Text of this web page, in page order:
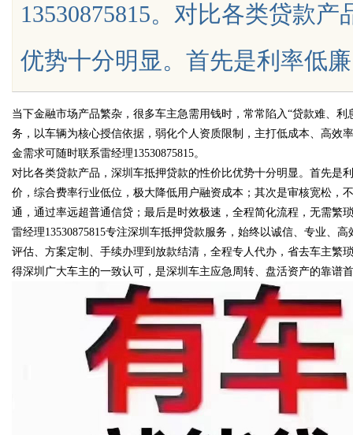
Bo
13530875815。对比各类贷款
优势十分明显。首先是利率低
当下金融市场产品繁杂，很多车主急需用钱时，常常陷入“贷款难、
务，以车辆为核心授信依据，弱化个人资质限制，主打低成本、高效
金需求可随时联系雷经理13530875815。
对比各类贷款产品，深圳车抵押贷款的性价比优势十分明显。首先是
价，综合费率行业低位，极大降低用户融资成本；其次是审核宽松，
通，通过率远超普通信贷；最后是时效极速，全程简化流程，无需繁
雷经理13530875815专注深圳车抵押贷款服务，始终以诚信、专业、
评估、方案定制、手续办理到放款结清，全程专人代办，省去车主繁
得深圳广大车主的一致认可，是深圳车主应急周转、盘活资产的靠谱